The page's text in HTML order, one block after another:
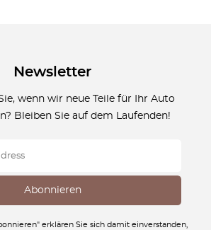
Newsletter
wenn wir neue Teile für Ihr Auto
Bleiben Sie auf dem Laufenden!
erklären Sie sich damit einverstanden,